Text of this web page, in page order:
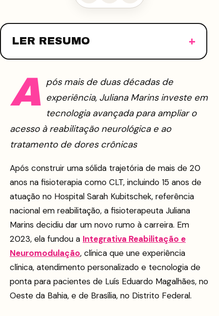
LER RESUMO
A pós mais de duas décadas de
experiência, Juliana Marins investe em
tecnologia avançada para ampliar o
acesso à reabilitação neurológica e ao
tratamento de dores crônicas
Após construir uma sólida trajetória de mais de 20
anos na fisioterapia como CLT, incluindo 15 anos de
atuação no Hospital Sarah Kubitschek, referência
nacional em reabilitação, a fisioterapeuta Juliana
Marins decidiu dar um novo rumo à carreira. Em
2023, ela fundou a Integrativa Reabilitação e
Neuromodulação, clínica que une experiência
clínica, atendimento personalizado e tecnologia de
ponta para pacientes de Luís Eduardo Magalhães, no
Oeste da Bahia, e de Brasília, no Distrito Federal.